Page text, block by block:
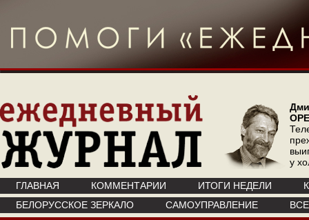
у
ГЛАВНАЯ КОММЕНТАРИИ ИТОГИ НЕДЕЛИ
БЕЛОРУССКОЕ ЗЕРКАЛО
САМОУПРАВЛЕНИЕ